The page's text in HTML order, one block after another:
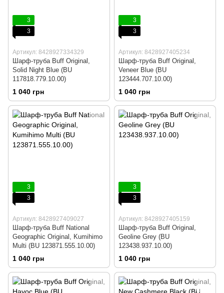
3
3
Артикул: 8428927334329
Шарф-труба Buff Original,
Solid Night Blue (BU
117818.779.10.00)
1 040 грн
3
3
Артикул: 8428927405234
Шарф-труба Buff Original,
Veneer Blue (BU
123444.707.10.00)
1 040 грн
3
3
Артикул: 8428927409027
Шарф-труба Buff National
Geographic Original, Kumihimo
Multi (BU 123871.555.10.00)
1 040 грн
3
3
Артикул: 8428927405159
Шарф-труба Buff Original,
Geoline Grey (BU
123438.937.10.00)
1 040 грн